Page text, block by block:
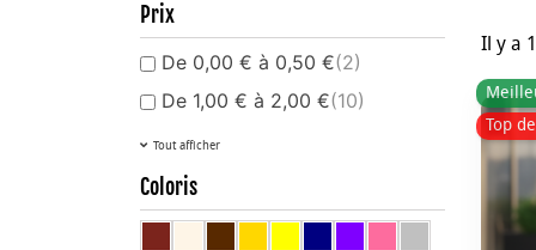
Prix
De 0,00 € à 0,50 €(2)
De 1,00 € à 2,00 €(10)
Tout afficher
Coloris
Il y a
Top